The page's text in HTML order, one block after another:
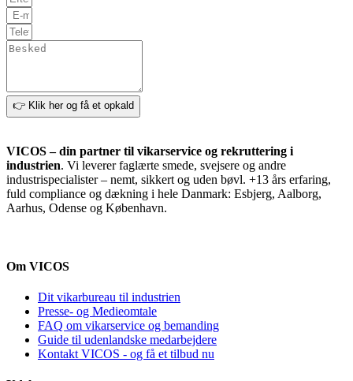
👉 Klik her og få et opkald
VICOS – din partner til vikarservice og rekruttering i
industrien. Vi leverer faglærte smede, svejsere og andre
industrispecialister – nemt, sikkert og uden bøvl. +13 års erfaring,
fuld compliance og dækning i hele Danmark: Esbjerg, Aalborg,
Aarhus, Odense og København.
Om VICOS
Dit vikarbureau til industrien
Presse- og Medieomtale
FAQ om vikarservice og bemanding
Guide til udenlandske medarbejdere
Kontakt VICOS - og få et tilbud nu